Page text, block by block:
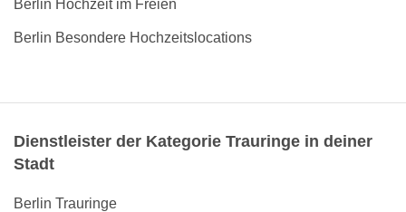
Berlin Hochzeit im Freien
Berlin Besondere Hochzeitslocations
Dienstleister der Kategorie Trauringe in deiner
Stadt
Berlin Trauringe